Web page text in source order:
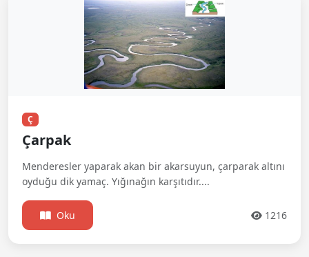
Ç
Çarpak
Menderesler yaparak akan bir akarsuyun, çarparak altını
oyduğu dik yamaç. Yığınağın karşıtıdır....
Oku 1216